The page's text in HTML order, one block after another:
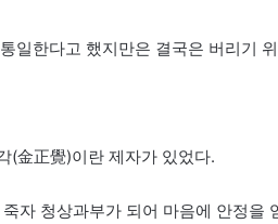
일한다고 했지만은 결국은 버리기
(金正覺)이란 제자가 있었다.
자 청상과부가 되어 마음에 안정을